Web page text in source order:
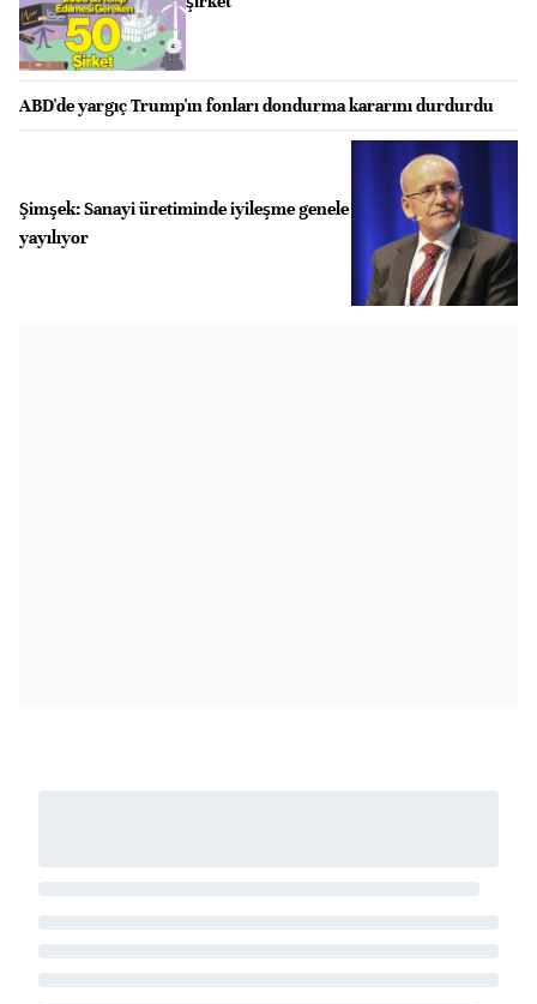
ABD'de yargıç Trump'ın fonları dondurma kararını durdurdu
Şimşek: Sanayi üretiminde iyileşme genele
yayılıyor